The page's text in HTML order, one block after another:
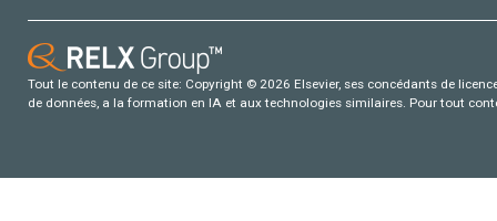
Tout le contenu de ce site: Copyright © 2026 Elsevier, ses concédants de
de données, a la formation en IA et aux technologies similaires. Pour tout